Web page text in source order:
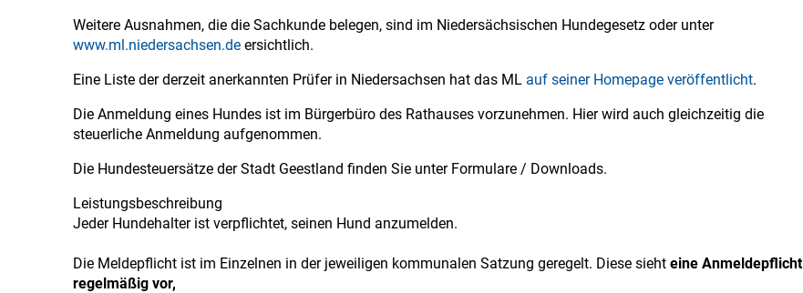
Weitere Ausnahmen, die die Sachkunde belegen, sind im Niedersächsischen Hundegesetz oder unter
www.ml.niedersachsen.de ersichtlich.
Eine Liste der derzeit anerkannten Prüfer in Niedersachsen hat das ML auf seiner Homepage veröffentlicht.
Die Anmeldung eines Hundes ist im Bürgerbüro des Rathauses vorzunehmen. Hier wird auch gleichzeitig die
steuerliche Anmeldung aufgenommen.
Die Hundesteuersätze der Stadt Geestland finden Sie unter Formulare / Downloads.
Leistungsbeschreibung
Jeder Hundehalter ist verpflichtet, seinen Hund anzumelden.
Die Meldepflicht ist im Einzelnen in der jeweiligen kommunalen Satzung geregelt. Diese sieht eine Anmeldepflicht
regelmäßig vor,